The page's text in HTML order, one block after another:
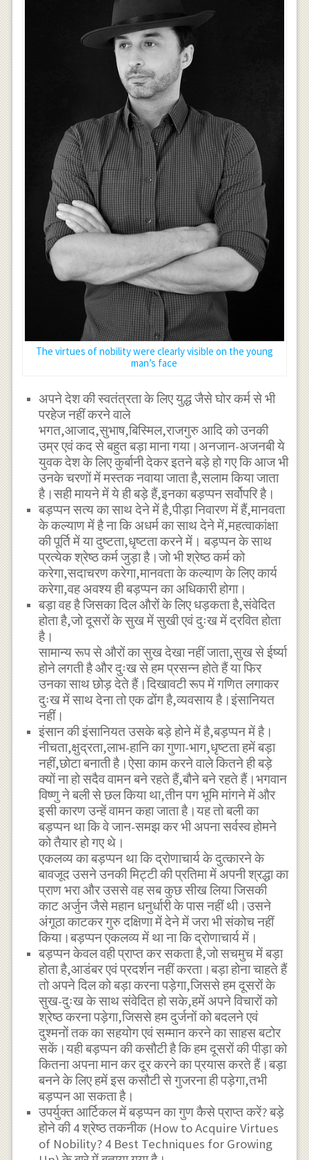
The virtues of nobility were clearly visible on the young
man’s face
अपने देश की स्वतंत्रता के लिए युद्ध जैसे घोर कर्म से भी
परहेज नहीं करने वाले
भगत,आजाद,सुभाष,बिस्मिल,राजगुरु आदि को उनकी
उम्र एवं कद से बहुत बड़ा माना गया।अनजान-अजनबी ये
युवक देश के लिए कुर्बानी देकर इतने बड़े हो गए कि आज भी
उनके चरणों में मस्तक नवाया जाता है,सलाम किया जाता
है।सही मायने में ये ही बड़े हैं,इनका बड़प्पन सर्वोपरि है।
बड़प्पन सत्य का साथ देने में है,पीड़ा निवारण में हैं,मानवता
के कल्याण में है ना कि अधर्म का साथ देने में,महत्वाकांक्षा
की पूर्ति में या दुष्टता,धृष्टता करने में। बड़प्पन के साथ
प्रत्येक श्रेष्ठ कर्म जुड़ा है।जो भी श्रेष्ठ कर्म को
करेगा,सदाचरण करेगा,मानवता के कल्याण के लिए कार्य
करेगा,वह अवश्य ही बड़प्पन का अधिकारी होगा।
बड़ा वह है जिसका दिल औरों के लिए धड़कता है,संवेदित
होता है,जो दूसरों के सुख में सुखी एवं दुःख में द्रवित होता
है।
सामान्य रूप से औरों का सुख देखा नहीं जाता,सुख से ईर्ष्या
होने लगती है और दुःख से हम प्रसन्न होते हैं या फिर
उनका साथ छोड़ देते हैं।दिखावटी रूप में गणित लगाकर
दुःख में साथ देना तो एक ढोंग है,व्यवसाय है।इंसानियत
नहीं।
इंसान की इंसानियत उसके बड़े होने में है,बड़प्पन में है।
नीचता,क्षुद्रता,लाभ-हानि का गुणा-भाग,धृष्टता हमें बड़ा
नहीं,छोटा बनाती है।ऐसा काम करने वाले कितने ही बड़े
क्यों ना हो सदैव वामन बने रहते हैं,बौने बने रहते हैं।भगवान
विष्णु ने बली से छल किया था,तीन पग भूमि मांगने में और
इसी कारण उन्हें वामन कहा जाता है।यह तो बली का
बड़प्पन था कि वे जान-समझ कर भी अपना सर्वस्व होमने
को तैयार हो गए थे।
एकलव्य का बड़प्पन था कि द्रोणाचार्य के दुत्कारने के
बावजूद उसने उनकी मिट्टी की प्रतिमा में अपनी श्रद्धा का
प्राण भरा और उससे वह सब कुछ सीख लिया जिसकी
काट अर्जुन जैसे महान धनुर्धारी के पास नहीं थी।उसने
अंगूठा काटकर गुरु दक्षिणा में देने में जरा भी संकोच नहीं
किया।बड़प्पन एकलव्य में था ना कि द्रोणाचार्य में।
बड़प्पन केवल वही प्राप्त कर सकता है,जो सचमुच में बड़ा
होता है,आडंबर एवं प्रदर्शन नहीं करता।बड़ा होना चाहते हैं
तो अपने दिल को बड़ा करना पड़ेगा,जिससे हम दूसरों के
सुख-दुःख के साथ संवेदित हो सके,हमें अपने विचारों को
श्रेष्ठ करना पड़ेगा,जिससे हम दुर्जनों को बदलने एवं
दुश्मनों तक का सहयोग एवं सम्मान करने का साहस बटोर
सकें।यही बड़प्पन की कसौटी है कि हम दूसरों की पीड़ा को
कितना अपना मान कर दूर करने का प्रयास करते हैं।बड़ा
बनने के लिए हमें इस कसौटी से गुजरना ही पड़ेगा,तभी
बड़प्पन आ सकता है।
उपर्युक्त आर्टिकल में बड़प्पन का गुण कैसे प्राप्त करें? बड़े
होने की 4 श्रेष्ठ तकनीक (How to Acquire Virtues
of Nobility? 4 Best Techniques for Growing